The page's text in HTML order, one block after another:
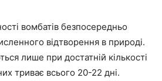
вомбатів безпосередньо
відтворення в природі.
лише при достатній кількості
триває всього 20-22 дні.